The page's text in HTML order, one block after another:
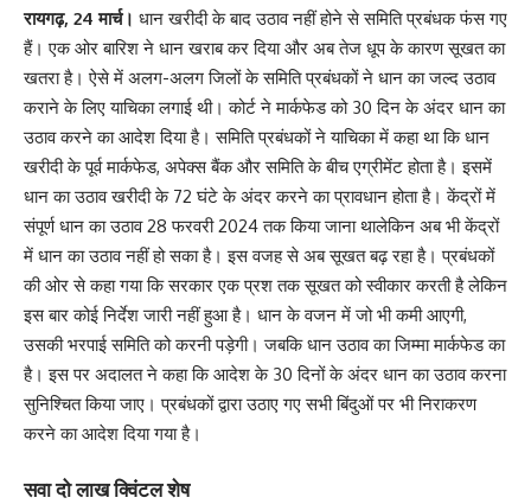
रायगढ़, 24 मार्च। धान खरीदी के बाद उठाव नहीं होने से समिति प्रबंधक फंस गए
हैं। एक ओर बारिश ने धान खराब कर दिया और अब तेज धूप के कारण सूखत का
खतरा है। ऐसे में अलग-अलग जिलों के समिति प्रबंधकों ने धान का जल्द उठाव
कराने के लिए याचिका लगाई थी। कोर्ट ने मार्कफेड को 30 दिन के अंदर धान का
उठाव करने का आदेश दिया है। समिति प्रबंधकों ने याचिका में कहा था कि धान
खरीदी के पूर्व मार्कफेड, अपेक्स बैंक और समिति के बीच एग्रीमेंट होता है। इसमें
धान का उठाव खरीदी के 72 घंटे के अंदर करने का प्रावधान होता है। केंद्रों में
संपूर्ण धान का उठाव 28 फरवरी 2024 तक किया जाना थालेकिन अब भी केंद्रों
में धान का उठाव नहीं हो सका है। इस वजह से अब सूखत बढ़ रहा है। प्रबंधकों
की ओर से कहा गया कि सरकार एक प्रश तक सूखत को स्वीकार करती है लेकिन
इस बार कोई निर्देश जारी नहीं हुआ है। धान के वजन में जो भी कमी आएगी,
उसकी भरपाई समिति को करनी पड़ेगी। जबकि धान उठाव का जिम्मा मार्कफेड का
है। इस पर अदालत ने कहा कि आदेश के 30 दिनों के अंदर धान का उठाव करना
सुनिश्चित किया जाए। प्रबंधकों द्वारा उठाए गए सभी बिंदुओं पर भी निराकरण
करने का आदेश दिया गया है।
सवा दो लाख क्विंटल शेष